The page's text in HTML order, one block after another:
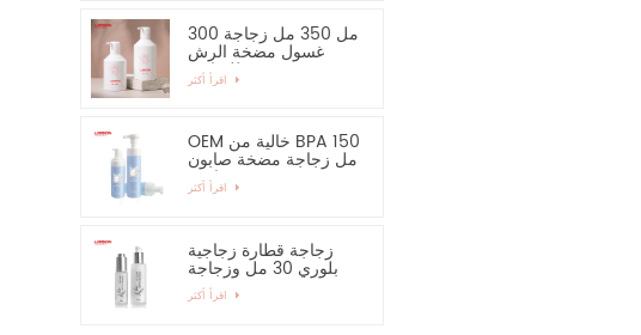
300 مل 350 مل زجاجة
غسول مضخة الرش
للشامبو
OEM خالية من BPA 150
مل زجاجة مضخة صابون
رغوية فارغة
زجاجة قطارة زجاجية
بلوري 30 مل وزجاجة
رذاذ زجاجية بمضخة 60
مل